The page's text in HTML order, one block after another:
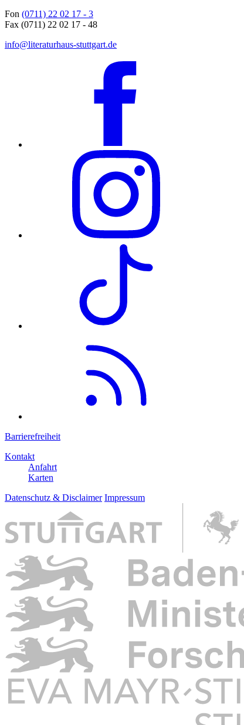
Fon (0711) 22 02 17 - 3
Fax (0711) 22 02 17 - 48
info@literaturhaus-stuttgart.de
Barrierefreiheit
Kontakt
Anfahrt
Karten
Datenschutz & Disclaimer Impressum